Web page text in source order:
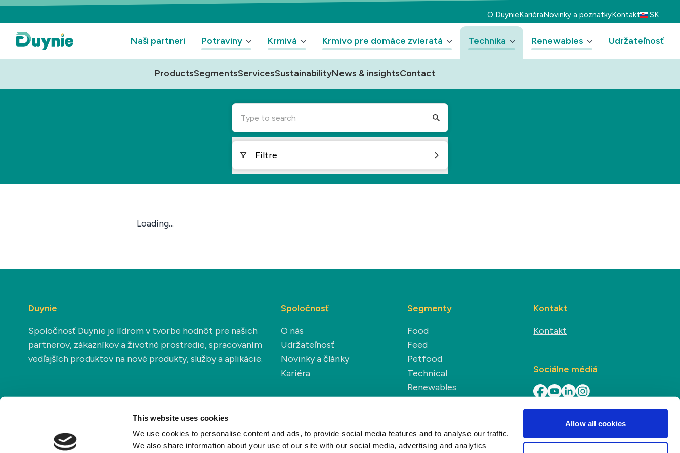
This website uses cookies
We use cookies to personalise content and ads, to provide social media features and to analyse our traffic.
We also share information about your use of our site with our social media, advertising and analytics
Allow all cookies
O DuynieKariéraNovinky a poznatkyKontakt SK
Naši partneri Potraviny Krmivá Krmivo pre domáce zvieratá Technika Renewables Udržateľnosť
ProductsSegmentsServicesSustainabilityNews & insightsContact
Type to search
Filtre
Loading...
Duynie
Spoločnosť Duynie je lídrom v tvorbe hodnôt pre našich
partnerov, zákazníkov a životné prostredie, spracovaním
vedľajších produktov na nové produkty, služby a aplikácie.
Spoločnosť
O nás
Udržateľnosť
Novinky a články
Kariéra
Segmenty
Food
Feed
Petfood
Technical
Renewables
Kontakt
Kontakt
Sociálne médiá